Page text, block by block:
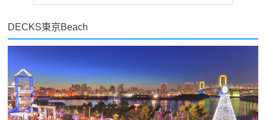
DECKS東京Beach